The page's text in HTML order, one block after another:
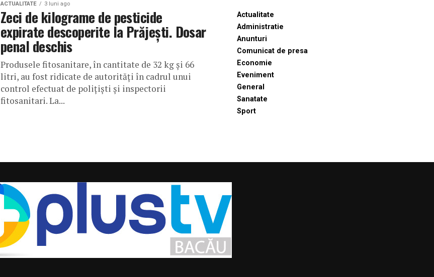
ACTUALITATE 3 luni ago
Zeci de kilograme de pesticide
expirate descoperite la Prăjești. Dosar
penal deschis
Produsele fitosanitare, în cantitate de 32 kg și 66
litri, au fost ridicate de autorități în cadrul unui
control efectuat de polițiști și inspectorii
fitosanitari. La...
Actualitate
Administratie
Anunturi
Comunicat de presa
Economie
Eveniment
General
Sanatate
Sport